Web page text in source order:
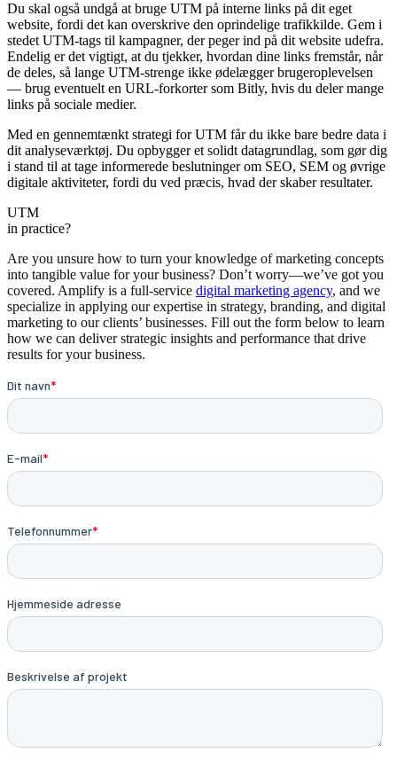
Du skal også undgå at bruge UTM på interne links på dit eget
website, fordi det kan overskrive den oprindelige trafikkilde. Gem i
stedet UTM-tags til kampagner, der peger ind på dit website udefra.
Endelig er det vigtigt, at du tjekker, hvordan dine links fremstår, når
de deles, så lange UTM-strenge ikke ødelægger brugeroplevelsen
— brug eventuelt en URL-forkorter som Bitly, hvis du deler mange
links på sociale medier.
Med en gennemtænkt strategi for UTM får du ikke bare bedre data i
dit analyseværktøj. Du opbygger et solidt datagrundlag, som gør dig
i stand til at tage informerede beslutninger om SEO, SEM og øvrige
digitale aktiviteter, fordi du ved præcis, hvad der skaber resultater.
UTM
in practice?
Are you unsure how to turn your knowledge of marketing concepts
into tangible value for your business? Don’t worry—we’ve got you
covered. Amplify is a full-service digital marketing agency, and we
specialize in applying our expertise in strategy, branding, and digital
marketing to our clients’ businesses. Fill out the form below to learn
how we can deliver strategic insights and performance that drive
results for your business.